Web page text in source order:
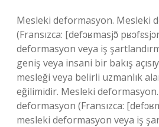
Mesleki deformasyon. Mesleki
(Fransızca: [defɔʁmasjɔ̃
deformasyon veya iş
geniş veya insani bir bakış
mesleği veya belirli uzmanlık
eğilimidir. Mesleki
deformasyon (Fransızca:
mesleki deformasyon veya iş